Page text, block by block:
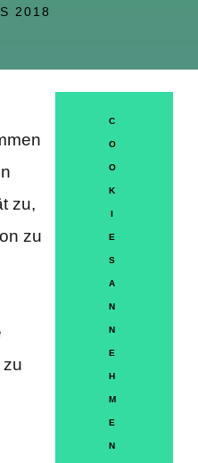
2018
e.V.
zu,
zu
C
O
O
K
I
E
S
A
N
N
E
H
M
E
N